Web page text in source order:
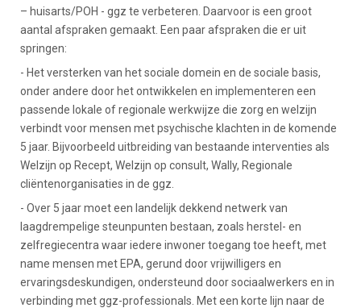
– huisarts/POH - ggz te verbeteren. Daarvoor is een groot
aantal afspraken gemaakt. Een paar afspraken die er uit
springen:
- Het versterken van het sociale domein en de sociale basis,
onder andere door het ontwikkelen en implementeren een
passende lokale of regionale werkwijze die zorg en welzijn
verbindt voor mensen met psychische klachten in de komende
5 jaar. Bijvoorbeeld uitbreiding van bestaande interventies als
Welzijn op Recept, Welzijn op consult, Wally, Regionale
cliëntenorganisaties in de ggz.
- Over 5 jaar moet een landelijk dekkend netwerk van
laagdrempelige steunpunten bestaan, zoals herstel- en
zelfregiecentra waar iedere inwoner toegang toe heeft, met
name mensen met EPA, gerund door vrijwilligers en
ervaringsdeskundigen, ondersteund door sociaalwerkers en in
verbinding met ggz-professionals. Met een korte lijn naar de